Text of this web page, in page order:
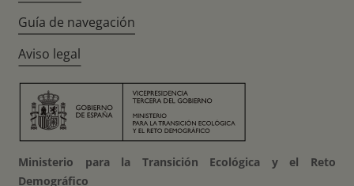
Guía de navegación
Aviso legal
Ministerio para la Transición Ecológica y el Reto
Demográfico